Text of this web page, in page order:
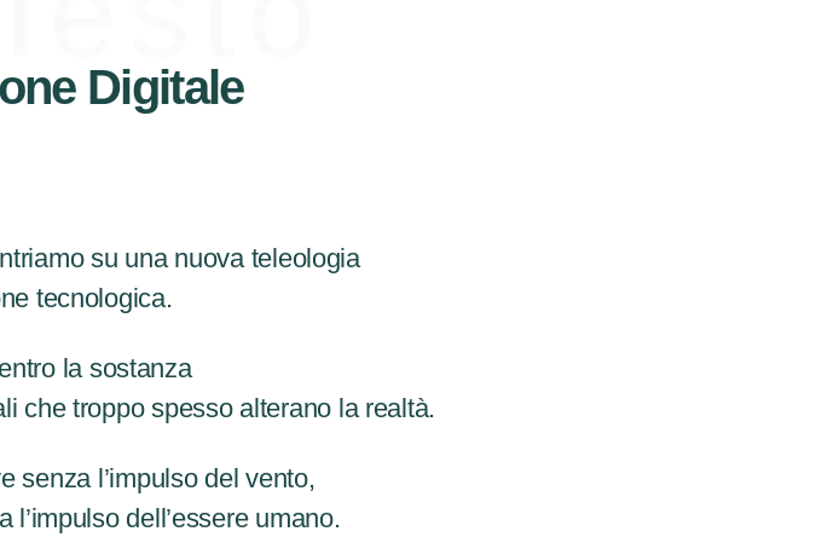
Digitale
su una nuova teleologia
tecnologica.
la sostanza
che troppo spesso alterano la realtà.
senza l’impulso del vento,
dell’essere umano.